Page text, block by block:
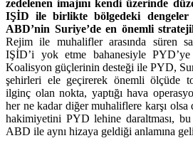
zedelenen imajını kendi üzerinde
IŞİD ile birlikte bölgedeki dengeler
ABD’nin Suriye’de en önemli
Rejim ile muhalifler arasında süren
IŞİD’i yok etme bahanesiyle PYD’ye
Koalisyon güçlerinin desteği ile PYD,
şehirleri ele geçirerek önemli ölçüde
ilginç olan nokta, yaptığı hava
her ne kadar diğer muhaliflere karşı olsa
hakimiyetini PYD lehine daraltması, bu
ABD ile aynı hizaya geldiği anlamına